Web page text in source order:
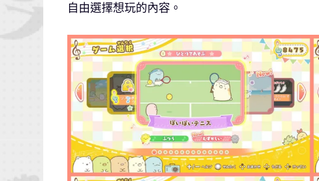
自由選擇想玩的內容。